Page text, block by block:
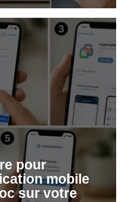
pour
mobile
sur votre